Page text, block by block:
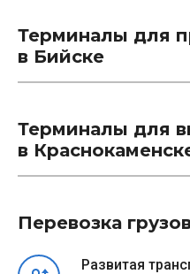
Терминалы для
в Бийске
Терминалы для
в
Перевозка
Развитая